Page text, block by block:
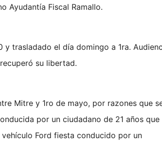
Ayudantía Fiscal Ramallo.
trasladado el día domingo a 1ra.
su libertad.
Mitre y 1ro de mayo, por razones que
por un ciudadano de 21 años que
Ford fiesta conducido por un